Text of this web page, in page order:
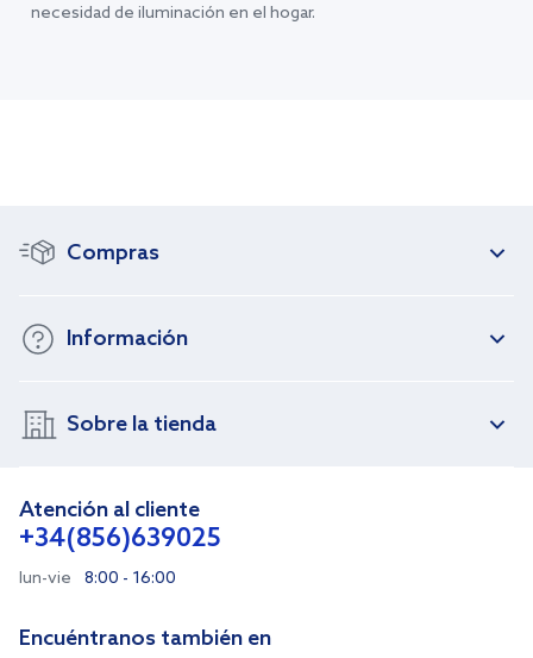
necesidad de iluminación en el hogar.
Compras
Información
Sobre la tienda
Atención al cliente
+34(856)639025
lun-vie 8:00 - 16:00
Encuéntranos también en